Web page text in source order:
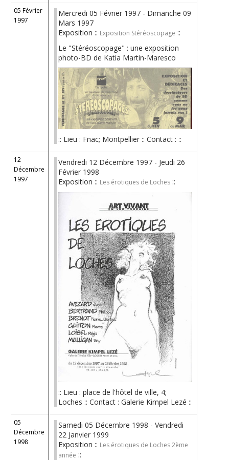
05 Février
1997
Mercredi 05 Février 1997 - Dimanche 09
Mars 1997
Exposition :: Exposition Stéréoscopage ::
Le "Stéréoscopage" : une exposition
photo-BD de Katia Martin-Maresco
:: Lieu : Fnac; Montpellier :: Contact : ::
12
Décembre
1997
Vendredi 12 Décembre 1997 - Jeudi 26
Février 1998
Exposition :: Les érotiques de Loches ::
:: Lieu : place de l'hôtel de ville, 4;
Loches :: Contact : Galerie Kimpel Lezé ::
05
Décembre
1998
Samedi 05 Décembre 1998 - Vendredi
22 Janvier 1999
Exposition :: Les érotiques de Loches 2ème
année ::